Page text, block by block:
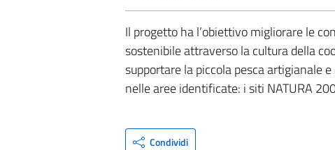
Il progetto ha l’obiettivo migliorare le
sostenibile attraverso la cultura della
supportare la piccola pesca artigianale
nelle aree identificate: i siti NATURA
Condividi